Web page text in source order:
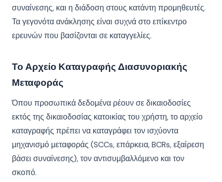
συναίνεσης, και η διάδοση στους κατάντη προμηθευτές.
Τα γεγονότα ανάκλησης είναι συχνά στο επίκεντρο
ερευνών που βασίζονται σε καταγγελίες.
Το Αρχείο Καταγραφής Διασυνοριακής
Μεταφοράς
Όπου προσωπικά δεδομένα ρέουν σε δικαιοδοσίες
εκτός της δικαιοδοσίας κατοικίας του χρήστη, το αρχείο
καταγραφής πρέπει να καταγράφει τον ισχύοντα
μηχανισμό μεταφοράς (SCCs, επάρκεια, BCRs, εξαίρεση
βάσει συναίνεσης), τον αντισυμβαλλόμενο και τον
σκοπό.